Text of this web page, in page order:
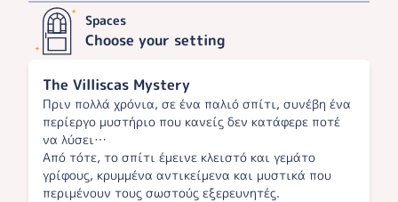
Spaces
Choose your setting
The Villiscas Mystery
Πριν πολλά χρόνια, σε ένα παλιό σπίτι, συνέβη ένα
περίεργο μυστήριο που κανείς δεν κατάφερε ποτέ
να λύσει…
Από τότε, το σπίτι έμεινε κλειστό και γεμάτο
γρίφους, κρυμμένα αντικείμενα και μυστικά που
περιμένουν τους σωστούς εξερευνητές.